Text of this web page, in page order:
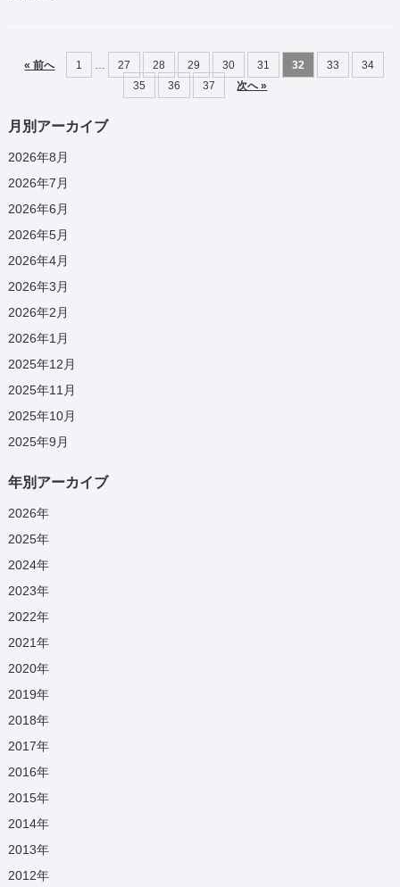
« 前へ 1 27 28 29 30 31 32 33
34
35
36 37 次へ »
月別アーカイブ
2026年8月
2026年7月
2026年6月
2026年5月
2026年4月
2026年3月
2026年2月
2026年1月
2025年12月
2025年11月
2025年10月
2025年9月
年別アーカイブ
2026年
2025年
2024年
2023年
2022年
2021年
2020年
2019年
2018年
2017年
2016年
2015年
2014年
2013年
2012年